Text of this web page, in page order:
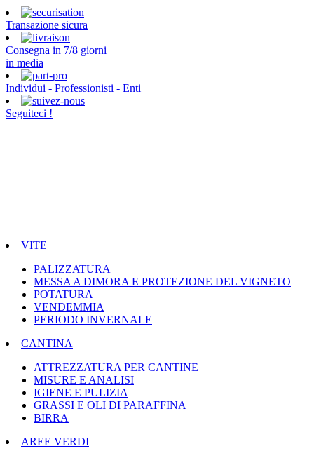
Transazione sicura
Consegna in 7/8 giorni
in media
Individui - Professionisti - Enti
Seguiteci !
VITE
PALIZZATURA
MESSA A DIMORA E PROTEZIONE DEL VIGNETO
POTATURA
VENDEMMIA
PERIODO INVERNALE
CANTINA
ATTREZZATURA PER CANTINE
MISURE E ANALISI
IGIENE E PULIZIA
GRASSI E OLI DI PARAFFINA
BIRRA
AREE VERDI